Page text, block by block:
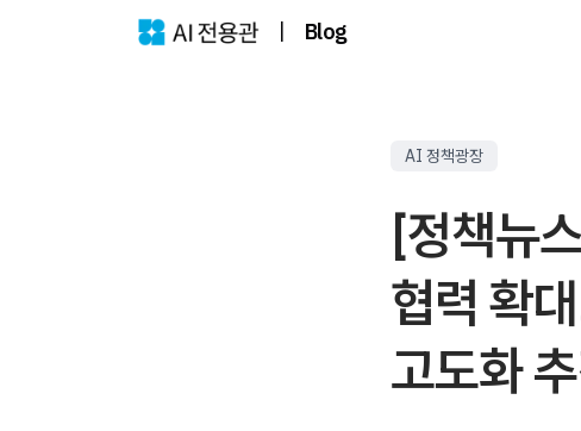
| Blog
AI 정책광장
[정책뉴
협력 확
고도화